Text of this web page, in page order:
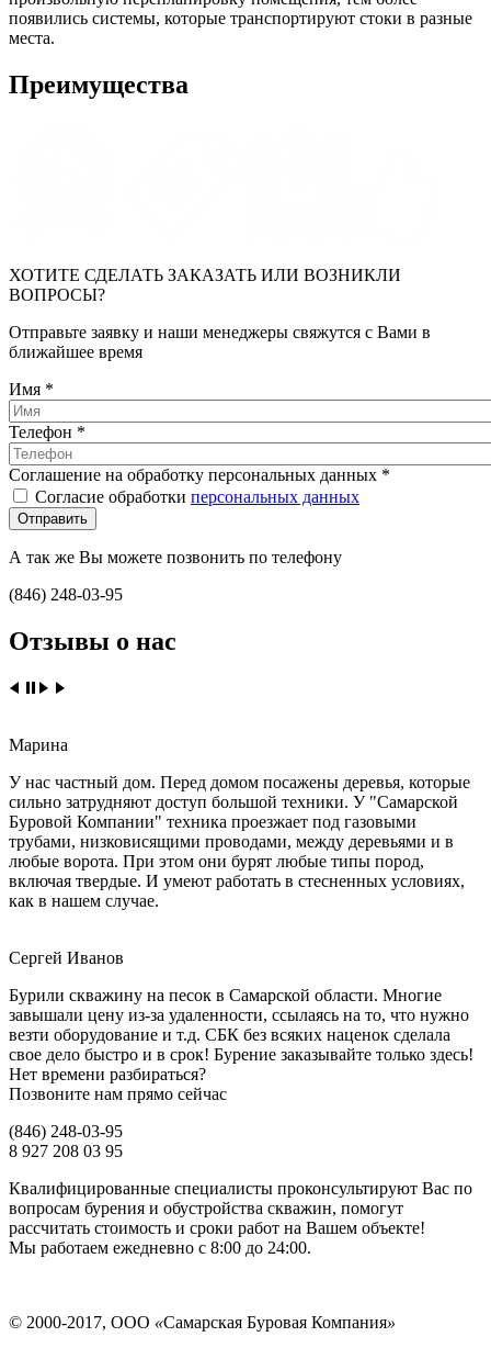
появились системы, которые транспортируют стоки в разные
места.
Преимущества
ХОТИТЕ СДЕЛАТЬ ЗАКАЗАТЬ ИЛИ ВОЗНИКЛИ
ВОПРОСЫ?
Отправьте заявку и наши менеджеры свяжутся с Вами в
ближайшее время
Имя *
Телефон *
Соглашение на обработку персональных данных *
Согласие обработки персональных данных
А так же Вы можете позвонить по телефону
(846) 248-03-95
Отзывы о нас
Марина
У нас частный дом. Перед домом посажены деревья, которые
сильно затрудняют доступ большой техники. У "Самарской
Буровой Компании" техника проезжает под газовыми
трубами, низковисящими проводами, между деревьями и в
любые ворота. При этом они бурят любые типы пород,
включая твердые. И умеют работать в стесненных условиях,
как в нашем случае.
Сергей Иванов
Бурили скважину на песок в Самарской области. Многие
завышали цену из-за удаленности, ссылаясь на то, что нужно
везти оборудование и т.д. СБК без всяких наценок сделала
свое дело быстро и в срок! Бурение заказывайте только здесь!
Нет времени разбираться?
Позвоните нам прямо сейчас
(846) 248-03-95
8 927 208 03 95
Квалифицированные специалисты проконсультируют Вас по
вопросам бурения и обустройства скважин, помогут
рассчитать стоимость и сроки работ на Вашем объекте!
Мы работаем ежедневно с 8:00 до 24:00.
© 2000-2017, ООО «Самарская Буровая Компания»